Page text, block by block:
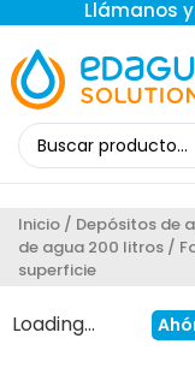
Llámanos
Inicio / Depósitos de
de agua 200 litros /
superficie
Loading...